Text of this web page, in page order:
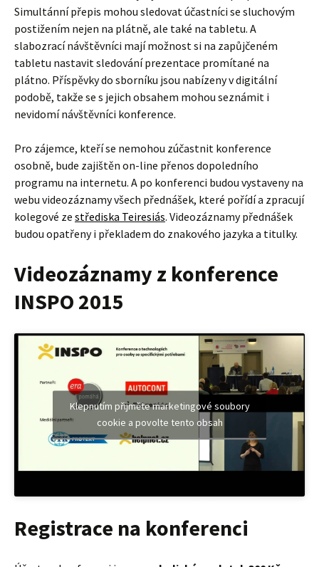
Simultánní přepis mohou sledovat účastníci se sluchovým
postižením nejen na plátně, ale také na tabletu. A
slabozrací návštěvníci mají možnost si na zapůjčeném
tabletu nastavit sledování prezentace promítané na
plátno. Příspěvky do sborníku jsou nabízeny v digitální
podobě, takže se s jejich obsahem mohou seznámit i
nevidomí návštěvníci konference.
Pro zájemce, kteří se nemohou zúčastnit konference
osobně, bude zajištěn on-line přenos dopoledního
programu na internetu. A po konferenci budou vystaveny na
webu videozáznamy všech přednášek, které pořídí a zpracují
kolegové ze střediska Teiresiás. Videozáznamy přednášek
budou opatřeny i překladem do znakového jazyka a titulky.
Videozáznamy z konference
INSPO 2015
Klepnutím přijměte marketingové soubory
cookie a povolte tento obsah
Registrace na konferenci